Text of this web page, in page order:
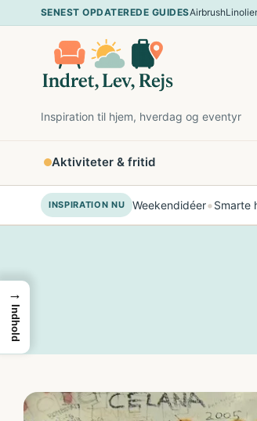
SENEST OPDATEREDE GUIDESAirbrush
Inspiration til hjem, hverdag og eventyr
Aktiviteter & fritid
INSPIRATION NU Weekendidéer•Smarte
→
Indhold